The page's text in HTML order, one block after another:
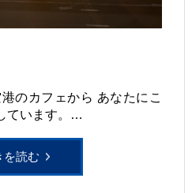
のカフェから あなたにこ
ています。…
を読む